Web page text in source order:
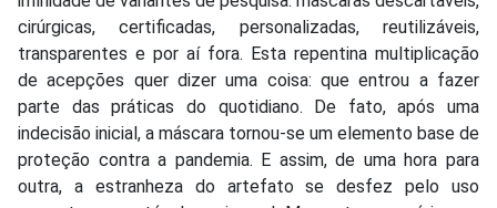
cirúrgicas, certificadas, personalizadas, reutilizáveis,
transparentes e por aí fora. Esta repentina multiplicação
de acepções quer dizer uma coisa: que entrou a fazer
parte das práticas do quotidiano. De fato, após uma
indecisão inicial, a máscara tornou-se um elemento base de
proteção contra a pandemia. E assim, de uma hora para
outra, a estranheza do artefato se desfez pelo uso